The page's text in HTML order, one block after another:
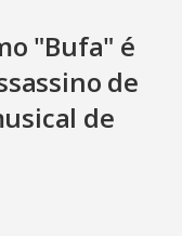
"Bufa" é
de
de